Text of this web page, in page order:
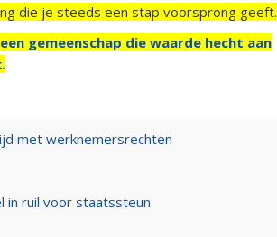
die je steeds een stap voorsprong geeft.
gemeenschap die waarde hecht aan
met werknemersrechten
in ruil voor staatssteun